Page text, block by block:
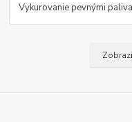
Vykurovanie pevnými